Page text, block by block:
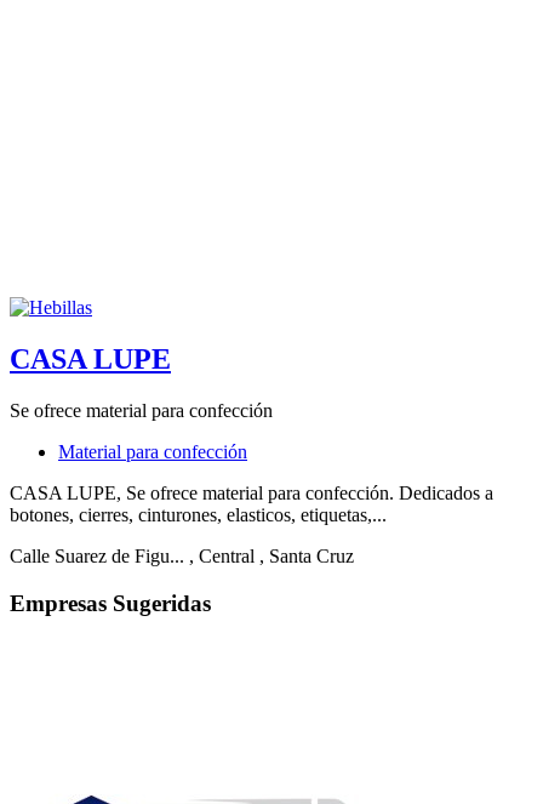
CASA LUPE
Se ofrece material para confección
Material para confección
CASA LUPE, Se ofrece material para confección. Dedicados a
botones, cierres, cinturones, elasticos, etiquetas,...
Calle Suarez de Figu... , Central , Santa Cruz
Empresas Sugeridas